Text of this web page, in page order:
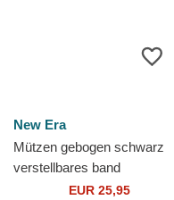
New Era
Mützen gebogen schwarz
verstellbares band
9TWENTY League Essential
EUR 25,95